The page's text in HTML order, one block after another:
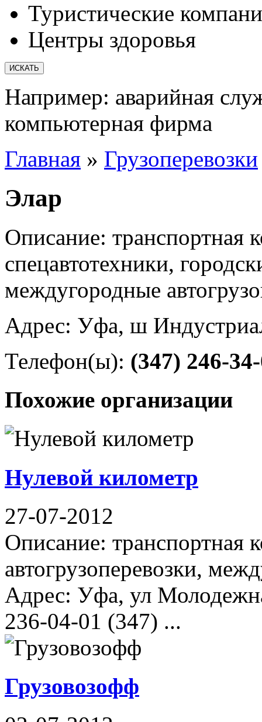
Туристические
Центры здоровья
Например: аварийная
компьютерная фирма
Главная » Грузоперевозки
Элар
Описание: транспортная
спецавтотехники,
междугородные
Адрес: Уфа, ш
Телефон(ы): (347) 246-
Похожие организации
Нулевой километр
27-07-2012
Описание: транспортная
автогрузоперевозки,
Адрес: Уфа, ул
236-04-01 (347) ...
Грузовозофф